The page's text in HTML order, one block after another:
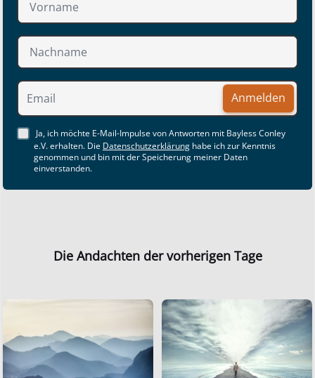
Anmelden
Ja, ich möchte E-Mail-Impulse von Antworten mit Bayless Conley
e.V. erhalten. Die Datenschutzerklärung habe ich zur Kenntnis
genommen und bin mit der Speicherung meiner Daten
einverstanden.
Die Andachten der vorherigen Tage